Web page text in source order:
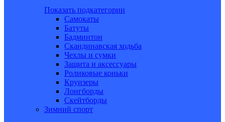
Показать подкатегории
Самокаты
Батуты
Бадминтон
Скандинавская ходьба
Чехлы и сумки
Защита и аксессуары
Роликовые коньки
Круизеры
Лонгборды
Скейтборды
Зимний спорт